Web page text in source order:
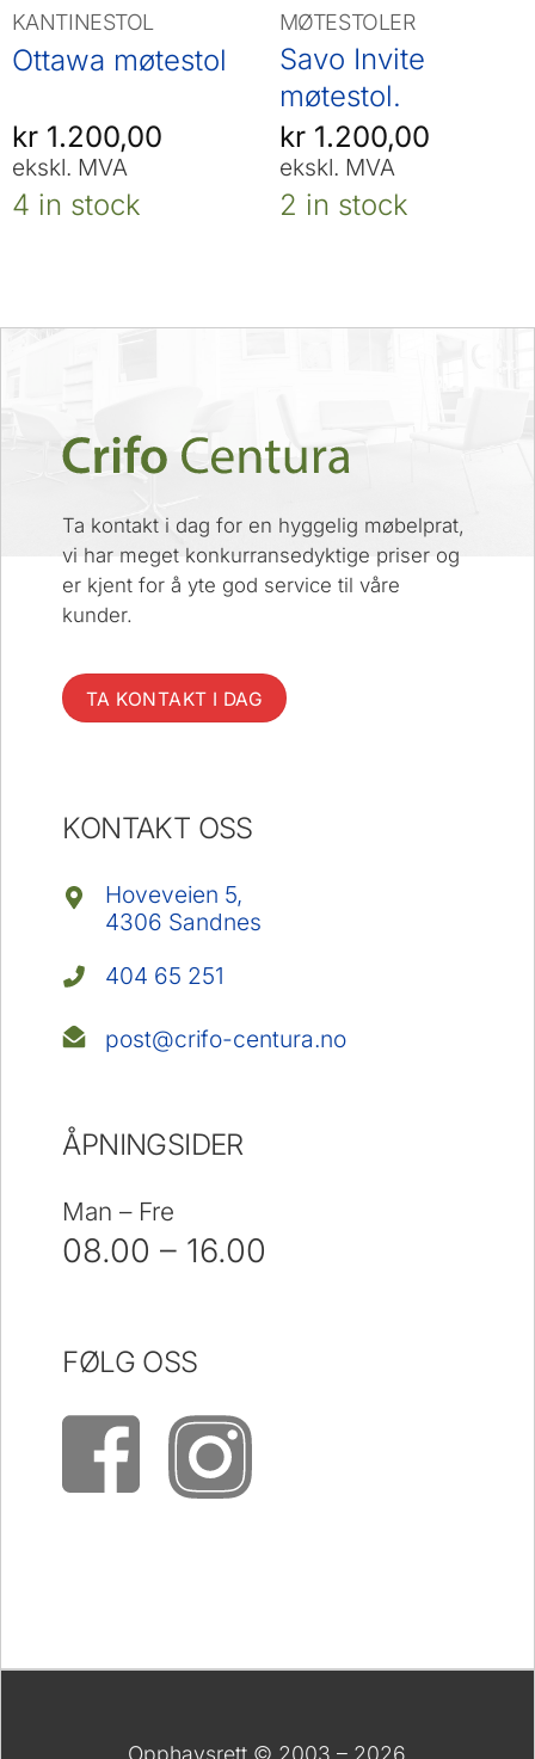
KANTINESTOL
Ottawa møtestol
kr1.200,00
ekskl. MVA
4 in stock
MØTESTOLER
Savo Invite
møtestol.
kr1.200,00
ekskl. MVA
2 in stock
Ta kontakt i dag for en hyggelig møbelprat,
vi har meget konkurransedyktige priser og
er kjent for å yte god service til våre
kunder.
TA KONTAKT I DAG
KONTAKT OSS
Hoveveien 5,
4306 Sandnes
404 65 251
post@crifo-centura.no
ÅPNINGSIDER
Man – Fre
08.00 – 16.00
FØLG OSS
Opphavsrett © 2003 – 2026